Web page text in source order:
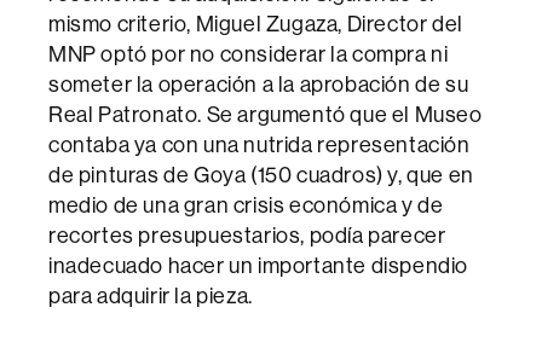
mismo criterio, Miguel Zugaza, Director del
MNP optó por no considerar la compra ni
someter la operación a la aprobación de su
Real Patronato. Se argumentó que el Museo
contaba ya con una nutrida representación
de pinturas de Goya (150 cuadros) y, que en
medio de una gran crisis económica y de
recortes presupuestarios, podía parecer
inadecuado hacer un importante dispendio
para adquirir la pieza.